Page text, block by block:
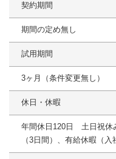
契約期間
期間の定め無し
試用期間
3ヶ月（条件変更無し）
休日・休暇
年間休日120日 土日祝休
（3日間）、有給休暇（入